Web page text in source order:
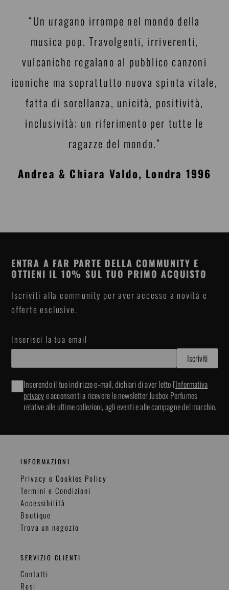
“Un uragano irrompe nel mondo della
musica pop. Travolgenti, irriverenti,
vulcaniche regalano al pubblico canzoni
iconiche ma soprattutto nuova spinta vitale,
fatta di sorellanza, unicità, positività,
inclusività; un riferimento per tutte le
ragazze del mondo.”
Andrea & Chiara Valdo, Londra 1996
ENTRA A FAR PARTE DELLA COMMUNITY E
OTTIENI IL 10% SUL TUO PRIMO ACQUISTO
Iscriviti alla community per aver accesso a novità e
offerte esclusive.
Inserisci la tua email
Inserendo il tuo indirizzo e-mail, dichiari di aver letto l’Informativa
privacye acconsenti a ricevere le newsletter Jusbox Perfumes
relative alle ultime collezioni, agli eventi e alle campagne del marchio.
INFORMAZIONI
Privacy e Cookies Policy
Termini e Condizioni
Accessibilità
Boutique
Trova un negozio
SERVIZIO CLIENTI
Contatti
Resi